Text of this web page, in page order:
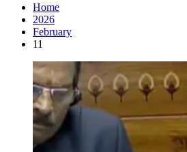
Home
2026
February
11